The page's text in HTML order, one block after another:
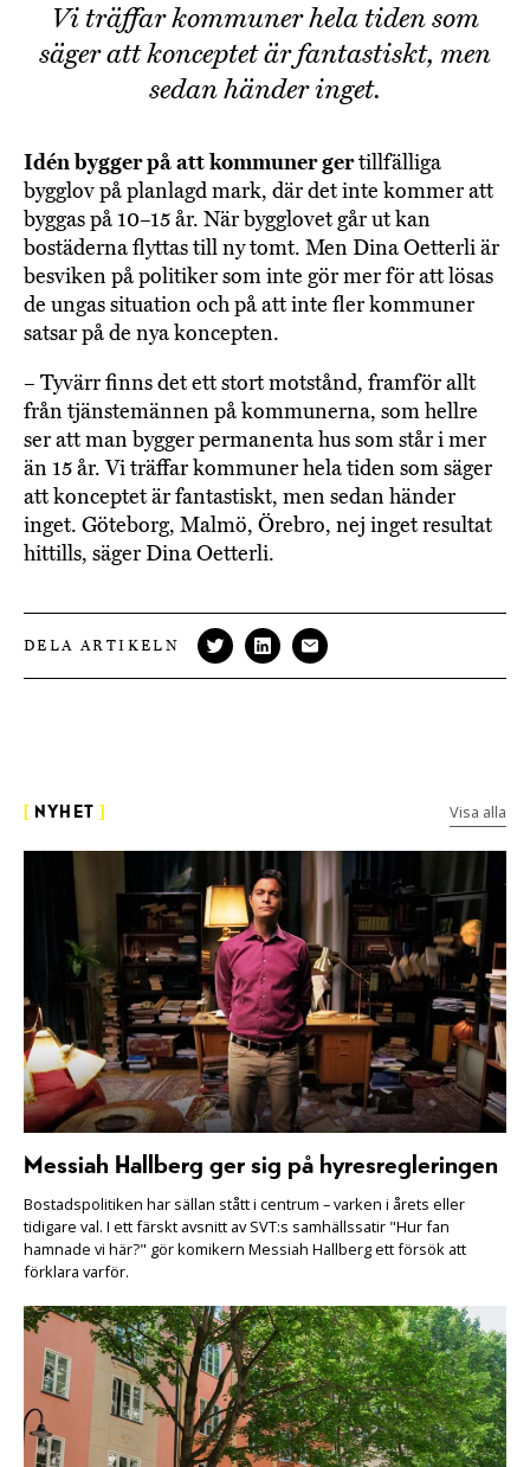
Vi träffar kommuner hela tiden som
säger att konceptet är fantastiskt, men
sedan händer inget.
Idén bygger på att kommuner gertillfälliga
bygglov på planlagd mark, där det inte kommer att
byggas på 10–15 år. När bygglovet går ut kan
bostäderna flyttas till ny tomt. Men Dina Oetterli är
besviken på politiker som inte gör mer för att lösas
de ungas situation och på att inte fler kommuner
satsar på de nya koncepten.
– Tyvärr finns det ett stort motstånd, framför allt
från tjänstemännen på kommunerna, som hellre
ser att man bygger permanenta hus som står i mer
än 15 år. Vi träffar kommuner hela tiden som säger
att konceptet är fantastiskt, men sedan händer
inget. Göteborg, Malmö, Örebro, nej inget resultat
hittills, säger Dina Oetterli.
DELA ARTIKELN
NYHET Visa alla
Messiah Hallberg ger sig på hyresregleringen
Bostadspolitiken har sällan stått i centrum – varken i årets eller
tidigare val. I ett färskt avsnitt av SVT:s samhällssatir "Hur fan
hamnade vi här?" gör komikern Messiah Hallberg ett försök att
förklara varför.